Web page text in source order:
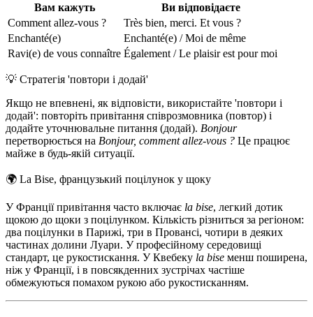
Вам кажуть
Ви відповідаєте
Comment allez-vous ?
Très bien, merci. Et vous ?
Enchanté(e)
Enchanté(e) / Moi de même
Ravi(e) de vous connaître Également / Le plaisir est pour moi
💡 Стратегія 'повтори і додай'
Якщо не впевнені, як відповісти, використайте 'повтори і
додай': повторіть привітання співрозмовника (повтор) і
додайте уточнювальне питання (додай). Bonjour
перетворюється на Bonjour, comment allez-vous ? Це працює
майже в будь-якій ситуації.
🌍 La Bise, французький поцілунок у щоку
У Франції привітання часто включає la bise, легкий дотик
щокою до щоки з поцілунком. Кількість різниться за регіоном:
два поцілунки в Парижі, три в Провансі, чотири в деяких
частинах долини Луари. У професійному середовищі
стандарт, це рукостискання. У Квебеку la bise менш поширена,
ніж у Франції, і в повсякденних зустрічах частіше
обмежуються помахом рукою або рукостисканням.